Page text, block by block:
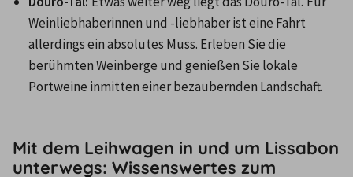
Weinliebhaberinnen und -liebhaber ist eine Fahrt
allerdings ein absolutes Muss. Erleben Sie die
berühmten Weinberge und genießen Sie lokale
Portweine inmitten einer bezaubernden Landschaft.
Mit dem Leihwagen in und um Lissabon
unterwegs: Wissenswertes zum